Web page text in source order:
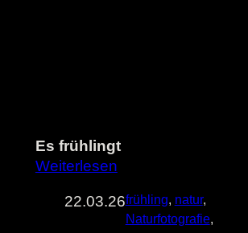
Es frühlingt
Weiterlesen
22.03.26frühling, natur
Naturfotografie